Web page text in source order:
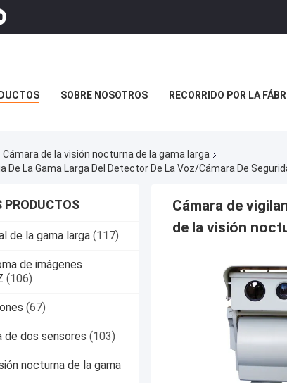
SOBRE NOSOTROS RECORRIDO POR LA
Cámara de la visión nocturna de la gama larga
De La Gama Larga Del Detector De La Voz/cámara De
PRODUCTOS
de la gama larga (117)
de imágenes
(106)
(67)
de dos sensores (103)
nocturna de la gama
Cámara de
de la visión